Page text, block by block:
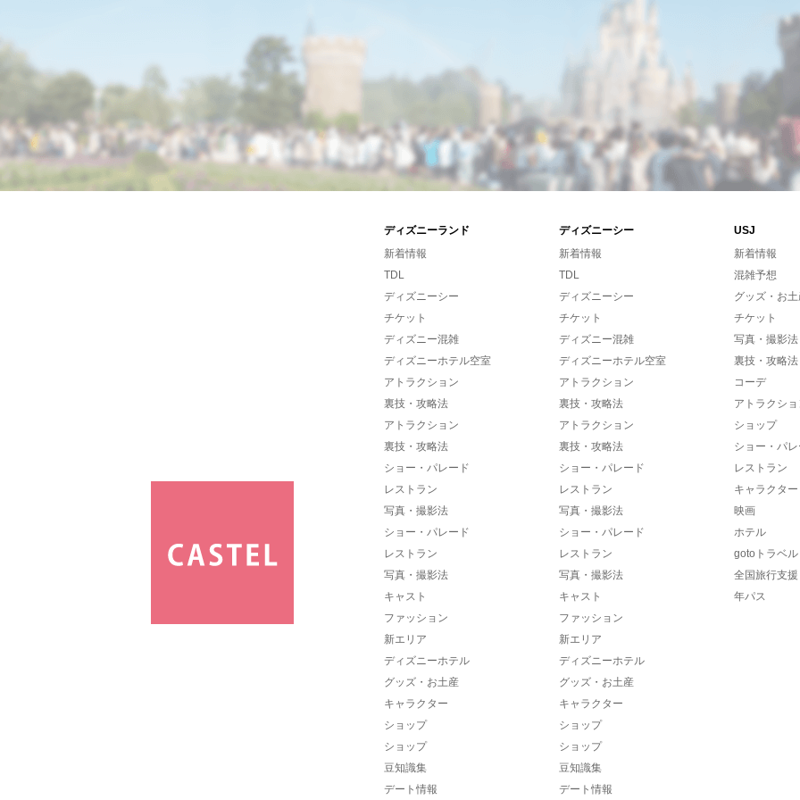
ディズニーランド ディズニーシー
USJ
新着情報
TDL
ディズニーシー
チケット
ディズニー混雑
ディズニーホテル空室
アトラクション
裏技・攻略法
アトラクション
裏技・攻略法
ショー・パレード
レストラン
写真・撮影法
ショー・パレード
レストラン
写真・撮影法
キャスト
ファッション
新エリア
ディズニーホテル
グッズ・お土産
キャラクター
ショップ
ショップ
豆知識集
デート情報
新着情報
TDL
ディズニーシー
チケット
ディズニー混雑
ディズニーホテル空室
アトラクション
裏技・攻略法
アトラクション
裏技・攻略法
ショー・パレード
レストラン
写真・撮影法
ショー・パレード
レストラン
写真・撮影法
キャスト
ファッション
新エリア
ディズニーホテル
グッズ・お土産
キャラクター
ショップ
ショップ
豆知識集
デート情報
新着情報
混雑予想
グッズ・お
チケット
写真・撮影法
裏技・攻略法
コーデ
アトラクシ
ショップ
ショー・パ
レストラン
キャラクター
映画
ホテル
gotoトラベル
全国旅行支援
年パス